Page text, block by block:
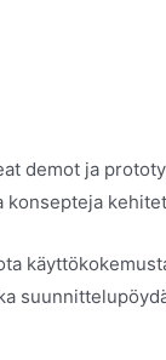
demot ja
konsepteja